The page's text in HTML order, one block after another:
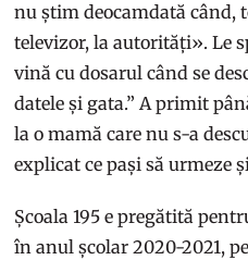
nu știm deocamdată când,
televizor, la autorități». Le
vină cu dosarul când se
datele și gata.” A primit
la o mamă care nu s-a
explicat ce pași să urmeze
Școala 195 e pregătită
în anul școlar 2020-2021,